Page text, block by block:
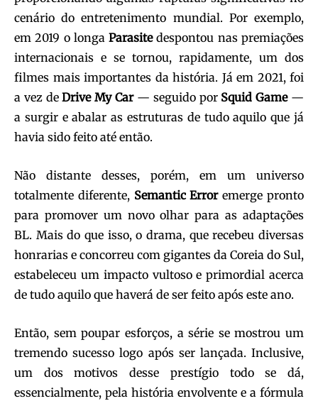
cenário do entretenimento mundial. Por exemplo,
em 2019 o longaParasitedespontou nas premiações
internacionais e se tornou, rapidamente, um dos
filmes mais importantes da história. Já em 2021, foi
a vez deDrive My Car— seguido por Squid Game—
a surgir e abalar as estruturas de tudo aquilo que já
havia sido feito até então.
Não distante desses, porém, em um universo
totalmente diferente, Semantic Erroremerge pronto
para promover um novo olhar para as adaptações
BL. Mais do que isso, o drama, que recebeu diversas
honrarias e concorreu com gigantes da Coreia do Sul,
estabeleceu um impacto vultoso e primordial acerca
de tudo aquilo que haverá de ser feito após este ano.
Então, sem poupar esforços, a série se mostrou um
tremendo sucesso logo após ser lançada. Inclusive,
um dos motivos desse prestígio todo se dá,
essencialmente, pela história envolvente e a fórmula